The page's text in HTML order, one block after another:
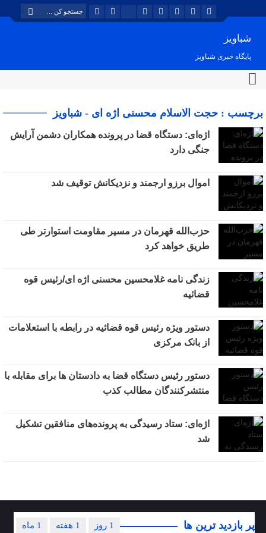
شباویز
پایگاه خبری شباویز
برچسب : حجت الاسلام محسنی اژه ای - شباویز
اژه‌ای: دستگاه قضا در پرونده همکاران دشمن آرایش
جنگی دارد
اموال برزو ارجمند و نزدیکانش توقیف شد
حزب‌الله قهرمان در مسیر مقاومت استوارتر طی
طریق خواهد کرد
زندگی نامه غلامحسین محسنی اژه ای/رئیس قوه
قضائیه
دستور ویژه رئیس قوه قضائیه در رابطه با استعلامات
از بانک مرکزی
دستور رئیس دستگاه قضا به دادستان ها برای مقابله با
منتشرکنندگان مطالب کذب
اژه‌ای: ستاد رسیدگی به پرونده‌های منافقین تشکیل
شد
پر بازدید ترین ها 1 ماه 1 هفته 1 روز